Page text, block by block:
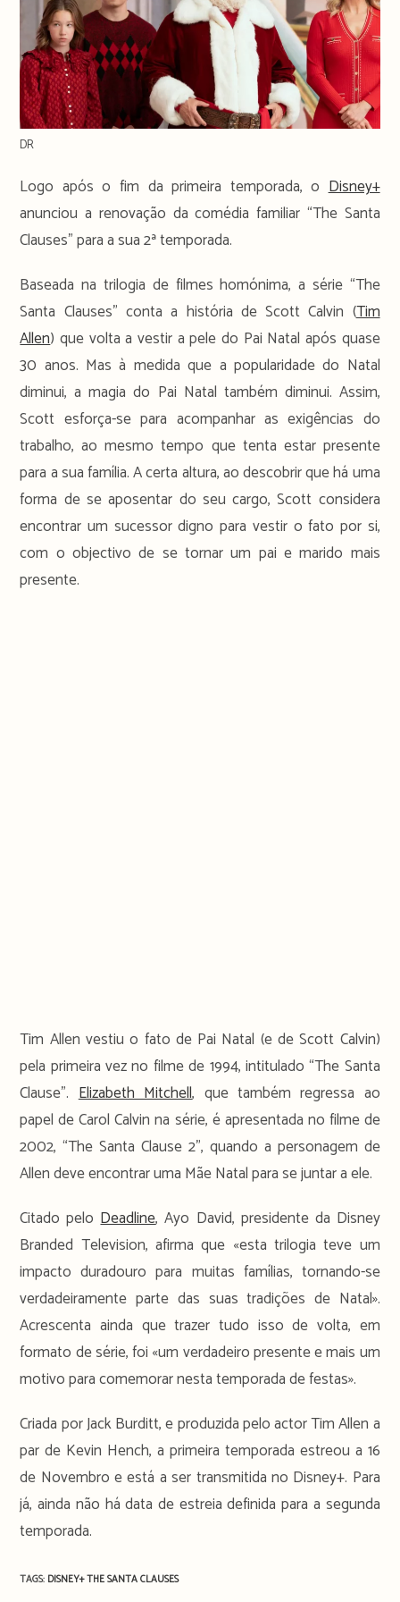
DR
Logo após o fim da primeira temporada, oDisney+
anunciou a renovação da comédia familiar “The Santa
Clauses” para a sua 2ª temporada.
Baseada na trilogia de filmes homónima, a série “The
Santa Clauses” conta a história de Scott Calvin (Tim
Allen) que volta a vestir a pele do Pai Natal após quase
30 anos. Mas à medida que a popularidade do Natal
diminui, a magia do Pai Natal também diminui. Assim,
Scott esforça-se para acompanhar as exigências do
trabalho, ao mesmo tempo que tenta estar presente
para a sua família. A certa altura, ao descobrir que há uma
forma de se aposentar do seu cargo, Scott considera
encontrar um sucessor digno para vestir o fato por si,
com o objectivo de se tornar um pai e marido mais
presente.
Tim Allen vestiu o fato de Pai Natal (e de Scott Calvin)
pela primeira vez no filme de 1994, intitulado “The Santa
Clause”.Elizabeth Mitchell, que também regressa ao
papel de Carol Calvin na série, é apresentada no filme de
2002, “The Santa Clause 2”, quando a personagem de
Allen deve encontrar uma Mãe Natal para se juntar a ele.
Citado peloDeadline, Ayo David, presidente da Disney
Branded Television, afirma que «esta trilogia teve um
impacto duradouro para muitas famílias, tornando-se
verdadeiramente parte das suas tradições de Natal».
Acrescenta ainda que trazer tudo isso de volta, em
formato de série, foi «um verdadeiro presente e mais um
motivo para comemorar nesta temporada de festas».
Criada por Jack Burditt, e produzida pelo actor Tim Allen a
par de Kevin Hench, a primeira temporada estreou a 16
de Novembro e está a ser transmitida no Disney+. Para
já, ainda não há data de estreia definida para a segunda
temporada.
TAGS: DISNEY+THE SANTA CLAUSES